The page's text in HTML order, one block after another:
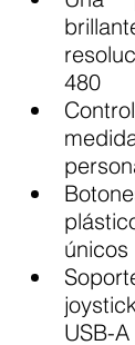
480
USB-